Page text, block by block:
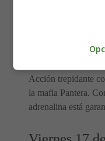
relaciones familiares.
Juego de
Acción trepidante
la mafia Pantera.
adrenalina está